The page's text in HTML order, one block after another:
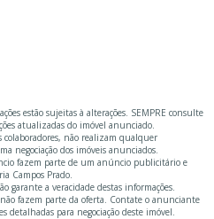
estão sujeitas à alterações. SEMPRE consulte
atualizadas do imóvel anunciado.
não realizam qualquer
negociação dos imóveis anunciados.
fazem parte de um anúncio publicitário e
Campos Prado.
garante a veracidade destas informações.
fazem parte da oferta. Contate o anunciante
detalhadas para negociação deste imóvel.